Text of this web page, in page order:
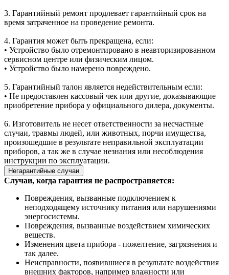
3. Гарантийный ремонт продлевает гарантийный срок на
время затраченное на проведение ремонта.
4. Гарантия может быть прекращена, если:
• Устройство было отремонтировано в неавторизированном
сервисном центре или физическим лицом.
• Устройство было намерено повреждено.
5. Гарантийный талон является недействительным если:
• Не предоставлен кассовый чек или другие, доказывающие
приобретение прибора у официального дилера, документы.
6. Изготовитель не несет ответственности за несчастные
случаи, травмы людей, или животных, порчи имущества,
произошедшие в результате неправильной эксплуатации
приборов, а так же в случае незнания или несоблюдения
инструкции по эксплуатации.
Негарантийные случаи
Случаи, когда гарантия не распространяется:
Повреждения, вызванные подключением к
неподходящему источнику питания или нарушениями
энергосистемы.
Повреждения, вызванные воздействием химических
веществ.
Изменения цвета прибора - пожелтение, загрязнения и
так далее.
Неисправности, появившиеся в результате воздействия
внешних факторов, например влажности или